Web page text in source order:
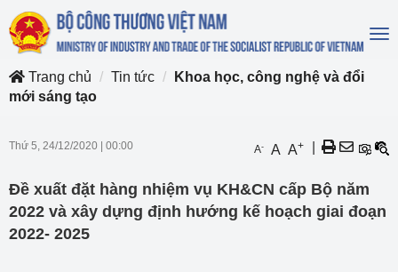
Trang chủ
Tin tức
Khoa học, công nghệ và đổi
mới sáng tạo
Thứ 5, 24/12/2020 00:00 A- A A+
Đề xuất đặt hàng nhiệm vụ KH&CN cấp Bộ năm
2022 và xây dựng định hướng kế hoạch giai đoạn
2022- 2025